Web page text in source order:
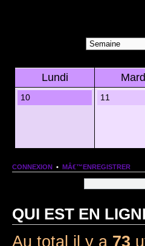
Lundi
10 11
CONNEXION • MÂ€™ENREGISTRER
QUI EST EN
Au total il y a 73